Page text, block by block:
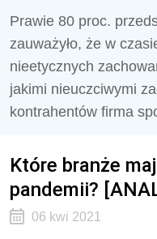
Prawie 80 proc.
zauważyło, że w
nieetycznych
jakimi nieuczciwymi
kontrahentów firma
Które branże
pandemii?
06 kwi 2021